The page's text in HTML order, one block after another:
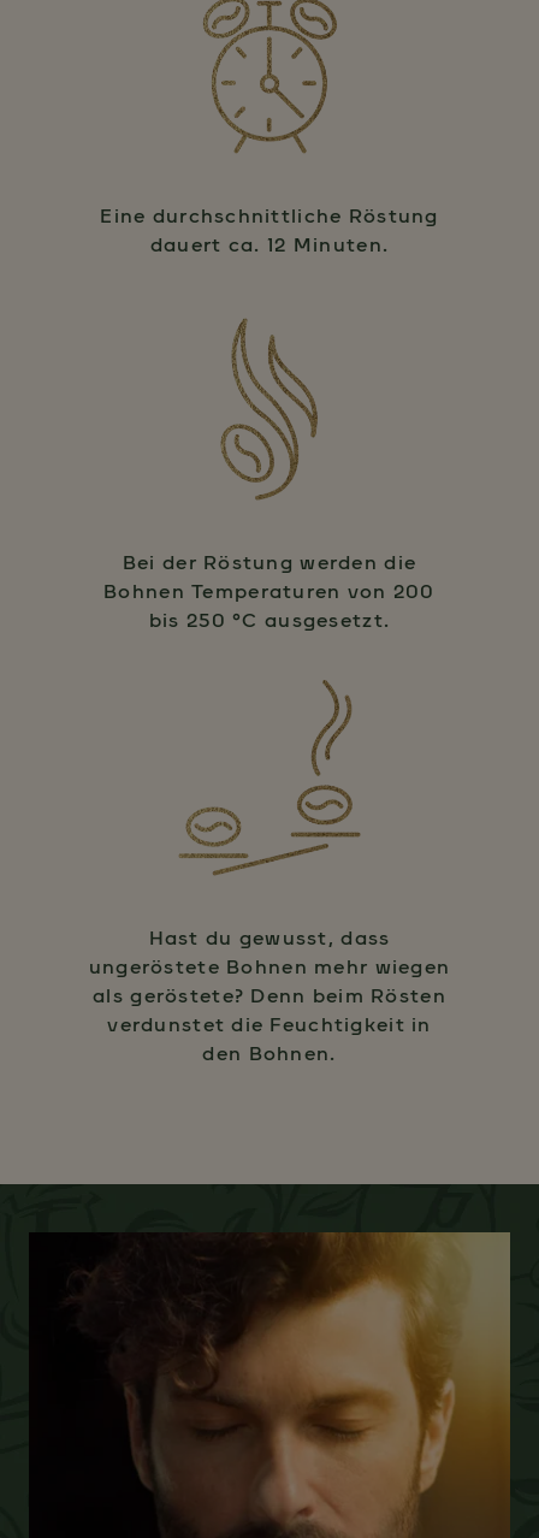
Eine durchschnittliche Röstung
dauert ca. 12 Minuten.
Bei der Röstung werden die
Bohnen Temperaturen von 200
bis 250 °C ausgesetzt.
Hast du gewusst, dass
ungeröstete Bohnen mehr wiegen
als geröstete? Denn beim Rösten
verdunstet die Feuchtigkeit in
den Bohnen.